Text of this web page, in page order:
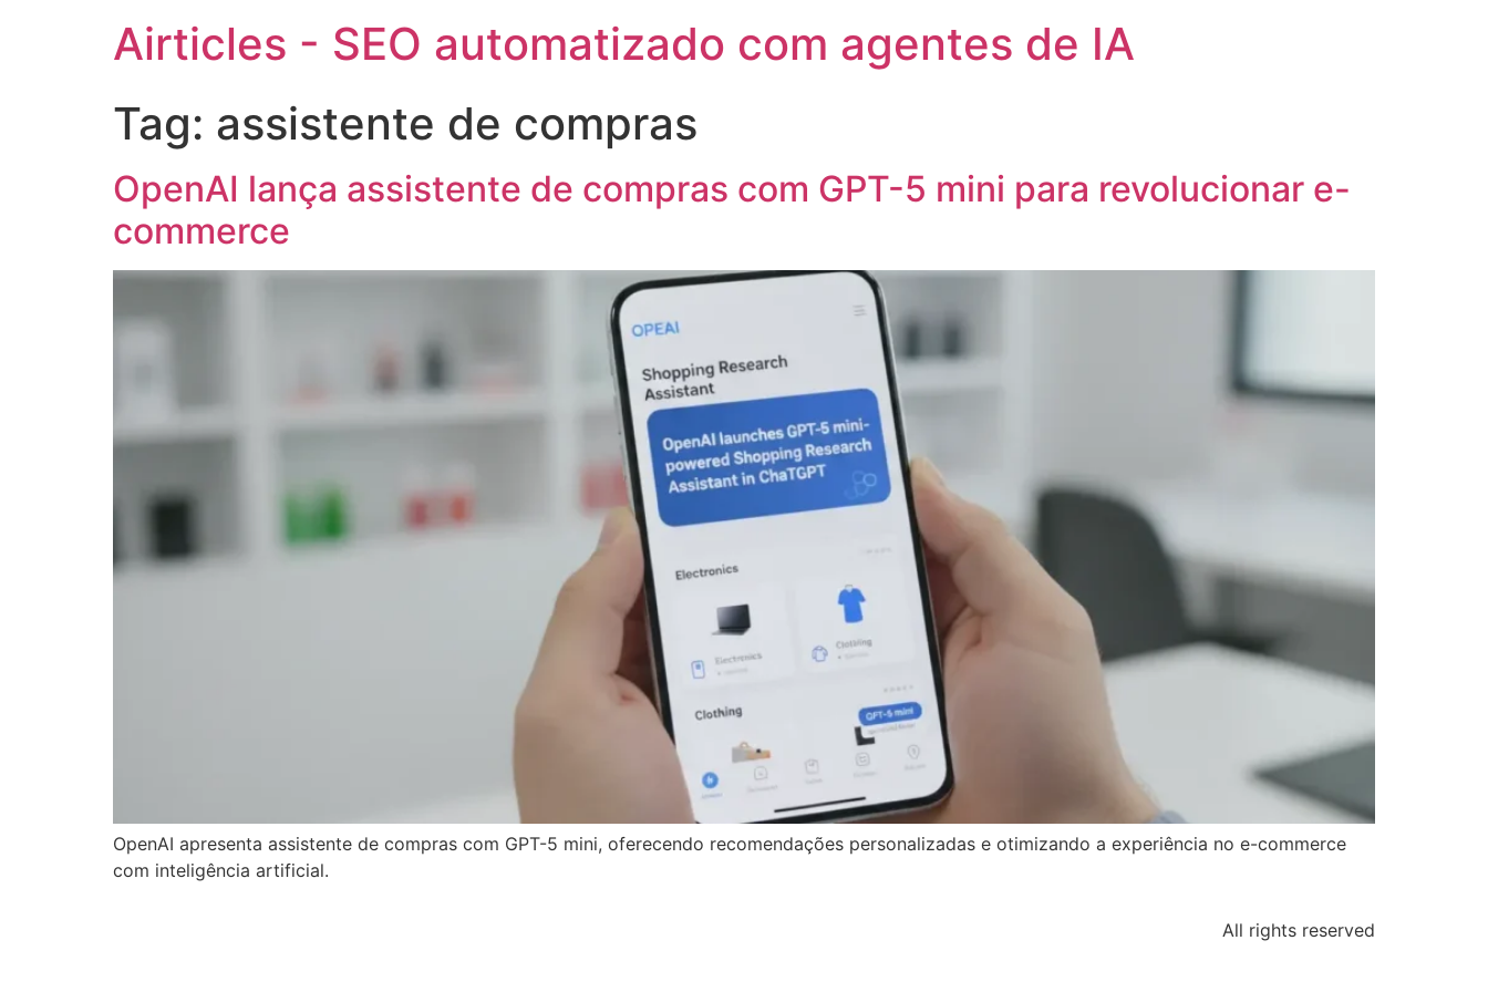
Airticles - SEO automatizado com agentes de IA
Tag: assistente de compras
OpenAI lança assistente de compras com GPT-5 mini para revolucionar e-
commerce
OpenAI apresenta assistente de compras com GPT-5 mini, oferecendo recomendações personalizadas e otimizando a experiência no e-commerce
com inteligência artificial.
All rights reserved